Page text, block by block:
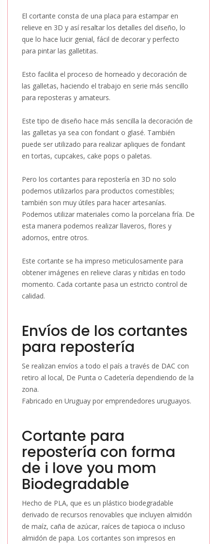
El cortante consta de una placa para estampar en
relieve en 3D y así resaltar los detalles del diseño, lo
que lo hace lucir genial, fácil de decorar y perfecto
para pintar las galletitas.
Esto facilita el proceso de horneado y decoración de
las galletas, haciendo el trabajo en serie más sencillo
para reposteras y amateurs.
Este tipo de diseño hace más sencilla la decoración de
las galletas ya sea con fondant o glasé. También
puede ser utilizado para realizar apliques de fondant
en tortas, cupcakes, cake pops o paletas.
Pero los cortantes para repostería en 3D no solo
podemos utilizarlos para productos comestibles;
también son muy útiles para hacer artesanías.
Podemos utilizar materiales como la porcelana fría. De
esta manera podemos realizar llaveros, flores y
adornos, entre otros.
Este cortante se ha impreso meticulosamente para
obtener imágenes en relieve claras y nítidas en todo
momento. Cada cortante pasa un estricto control de
calidad.
Envíos de los cortantes
para repostería
Se realizan envíos a todo el país a través de DAC con
retiro al local, De Punta o Cadetería dependiendo de la
zona.
Fabricado en Uruguay por emprendedores uruguayos.
Cortante para
repostería con forma
de i love you mom
Biodegradable
Hecho de PLA, que es un plástico biodegradable
derivado de recursos renovables que incluyen almidón
de maíz, caña de azúcar, raíces de tapioca o incluso
almidón de papa. Los cortantes son impresos en